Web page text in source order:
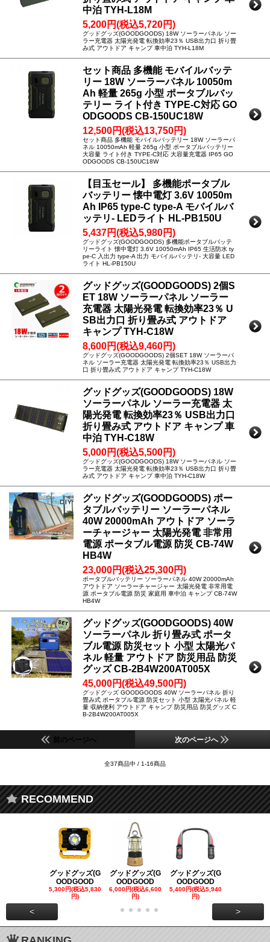
中泊 TYH-L18M
5,200円(税込5,720円)
グッドグッズ(GOODGOODS) 18W ソーラーパネル ソー
ラー充電器 太陽光発電 転換効率23％ USB出力口 折り畳
み式 アウトドア キャンプ 車中泊 TYH-L18M
セット商品 多機能 モバイルバッテ
リー 18W ソーラーパネル 10050m
Ah 軽量 265g 小型 ポータブルバッ
テリー ライト付き TYPE-C対応 GO
ODGOODS CB-150UC18W
12,500円(税込13,750円)
セット商品 多機能 モバイルバッテリー 18W ソーラーパ
ネル 10050mAh 軽量 265g 小型 ポータブルバッテリー
大容量 ライト付き TYPE-C対応 大容量充電器 IP65 GO
ODGOODS CB-150UC18W
【目玉セール】 多機能ポータブル
バッテリー 懐中電灯 3.6V 10050m
Ah IP65 type-C type-A モバイルバ
ッテリ- LEDライト HL-PB150U
5,437円(税込5,980円)
グッドグッズ(GOODGOODS) 多機能ポータブルバッテ
リーライト 懐中電灯 3.6V 10050mAh IP65 生活防水 ty
pe-C 入出力 type-A 出力 モバイルバッテリ- 大容量 LED
ライト HL-PB150U
グッドグッズ(GOODGOODS) 2個S
ET 18W ソーラーパネル ソーラー
充電器 太陽光発電 転換効率23％ U
SB出力口 折り畳み式 アウトドア
キャンプ TYH-C18W
8,600円(税込9,460円)
グッドグッズ(GOODGOODS) 2個SET 18W ソーラーパ
ネル ソーラー充電器 太陽光発電 転換効率23％ USB出力
口 折り畳み式 アウトドア キャンプ TYH-C18W
グッドグッズ(GOODGOODS) 18W
ソーラーパネル ソーラー充電器 太
陽光発電 転換効率23％ USB出力口
折り畳み式 アウトドア キャンプ 車
中泊 TYH-C18W
5,000円(税込5,500円)
グッドグッズ(GOODGOODS) 18W ソーラーパネル ソー
ラー充電器 太陽光発電 転換効率23％ USB出力口 折り畳
み式 アウトドア キャンプ 車中泊 TYH-C18W
グッドグッズ(GOODGOODS) ポー
タブルバッテリー ソーラーパネル
40W 20000mAh アウトドア ソーラ
ーチャージャー 太陽光発電 非常用
電源 ポータブル電源 防災 CB-74W
HB4W
23,000円(税込25,300円)
ポータブルバッテリー ソーラーパネル 40W 20000mAh
アウトドア ソーラーチャージャー 太陽光発電 非常用電
源 ポータブル電源 防災 家庭用 車中泊 キャンプ CB-74W
HB4W
グッドグッズ(GOODGOODS) 40W
ソーラーパネル 折り畳み式 ポータ
ブル電源 防災セット 小型 太陽光パ
ネル 軽量 アウトドア 防災用品 防災
グッズ CB-2B4W200AT005X
45,000円(税込49,500円)
グッドグッズ GOODGOODS 40W ソーラーパネル 折り
畳み式 ポータブル電源 防災セット 小型 太陽光パネル 軽
量 収納便利 アウトドア キャンプ 防災用品 防災グッズ C
B-2B4W200AT005X
前のページへ 次のページへ
全37商品中 / 1-16商品
RECOMMEND
グッドグッズ(G
OODGOOD
5,300円(税込5,830
円)
グッドグッズ(G
OODGOOD
6,000円(税込6,600
円)
グッドグッズ(G
OODGOOD
5,400円(税込5,940
円)
< >